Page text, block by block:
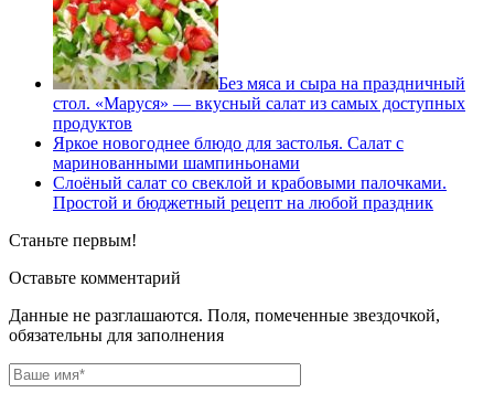
Без мяса и сыра на праздничный
стол. «Маруся» — вкусный салат из самых доступных
продуктов
Яркое новогоднее блюдо для застолья. Салат с
маринованными шампиньонами
Слоёный салат со свеклой и крабовыми палочками.
Простой и бюджетный рецепт на любой праздник
Станьте первым!
Оставьте комментарий
Данные не разглашаются. Поля, помеченные звездочкой,
обязательны для заполнения